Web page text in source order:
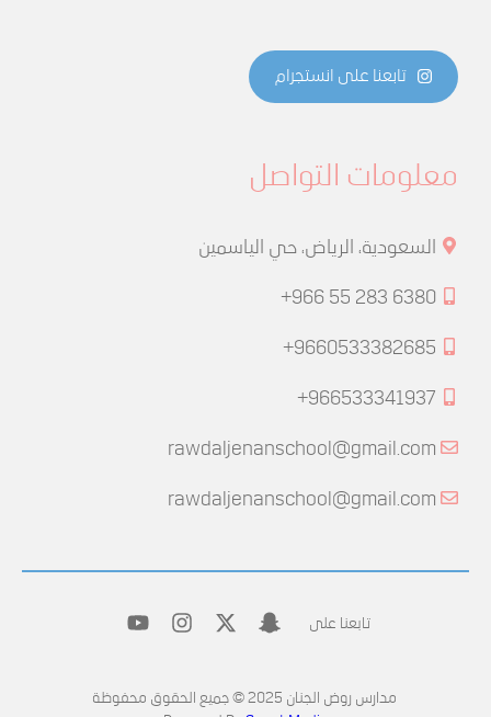
تابعنا على انستجرام
معلومات التواصل
السعودية، الرياض، حي الياسمين
+966 55 283 6380
+9660533382685
+966533341937
rawdaljenanschool@gmail.com
rawdaljenanschool@gmail.com
مدارس روض الجنان 2025 © جميع الحقوق محفوظة
تابعنا على